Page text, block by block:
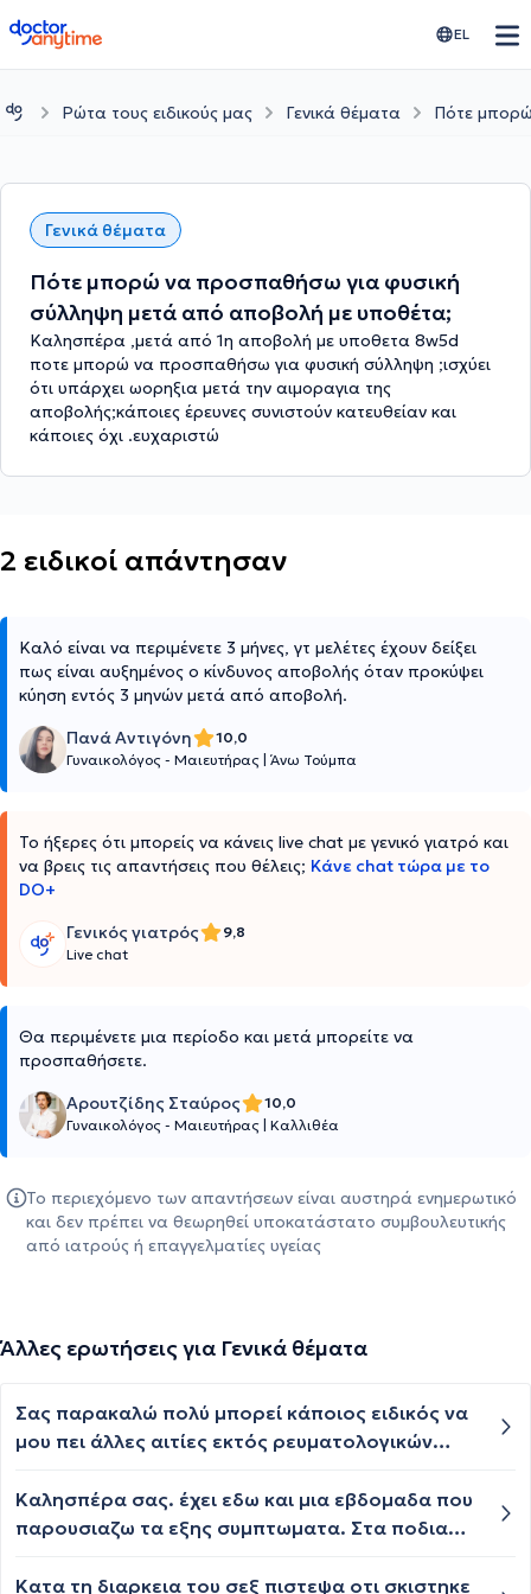
doctoranytime EL
Ρώτα τους ειδικούς μας Γενικά θέματα Πότε
Γενικά θέματα
Πότε μπορώ να προσπαθήσω για φυσική
σύλληψη μετά από αποβολή με υποθέτα;
Καλησπέρα ,μετά από 1η αποβολή με υποθετα 8w5d
ποτε μπορώ να προσπαθήσω για φυσική σύλληψη ;ισχύει
ότι υπάρχει ωορηξια μετά την αιμοραγια της
αποβολής;κάποιες έρευνες συνιστούν κατευθείαν και
κάποιες όχι .ευχαριστώ
2 ειδικοί απάντησαν
Καλό είναι να περιμένετε 3 μήνες, γτ μελέτες έχουν δείξει
πως είναι αυξημένος ο κίνδυνος αποβολής όταν προκύψει
κύηση εντός 3 μηνών μετά από αποβολή.
Πανά Αντιγόνη
10,0
Γυναικολόγος - Μαιευτήρας Άνω Τούμπα
Το ήξερες ότι μπορείς να κάνεις live chat με γενικό γιατρό και
να βρεις τις απαντήσεις που θέλεις; Κάνε chat τώρα με το
DO+
Γενικός γιατρός
9,8
Live chat
Θα περιμένετε μια περίοδο και μετά μπορείτε να
προσπαθήσετε.
Αρουτζίδης Σταύρος
10,0
Γυναικολόγος - Μαιευτήρας Καλλιθέα
Το περιεχόμενο των απαντήσεων είναι αυστηρά ενημερωτικό
και δεν πρέπει να θεωρηθεί υποκατάστατο συμβουλευτικής
από ιατρούς ή επαγγελματίες υγείας
Άλλες ερωτήσεις για Γενικά θέματα
Σας παρακαλώ πολύ μπορεί κάποιος ειδικός να
μου πει άλλες αιτίες εκτός ρευματολογικών
εκδηλώνεται κάθε 1 ή 2 μήνες άλλες φορές ήπια
και άλλες πολύ πιο σοβαρή! Σε επισκέψεις στα
σκληρίτιδα χωρίς σαφή αιτία! Να σημειώσω ότι
Καλησπέρα σας. έχει εδω και μια εβδομαδα που
παρουσιαζω τα εξης συμπτωματα. Στα ποδια
παρουσιαζω αιμωδιες. Καψιματα, ζεστη
Κατα τη διαρκεια του σεξ πιστεψα οτι σκιστηκε